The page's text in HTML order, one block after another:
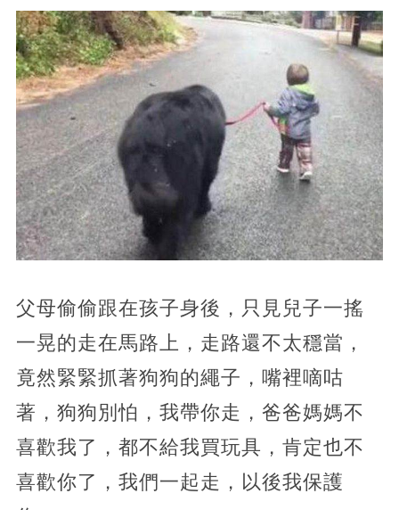
父母偷偷跟在孩子身後，只見兒子一搖
一晃的走在馬路上，走路還不太穩當，
竟然緊緊抓著狗狗的繩子，嘴裡嘀咕
著，狗狗別怕，我帶你走，爸爸媽媽不
喜歡我了，都不給我買玩具，肯定也不
喜歡你了，我們一起走，以後我保護